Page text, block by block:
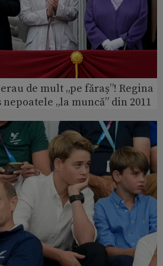
de mult „pe făraș”! Regina
„la muncă” din 2011